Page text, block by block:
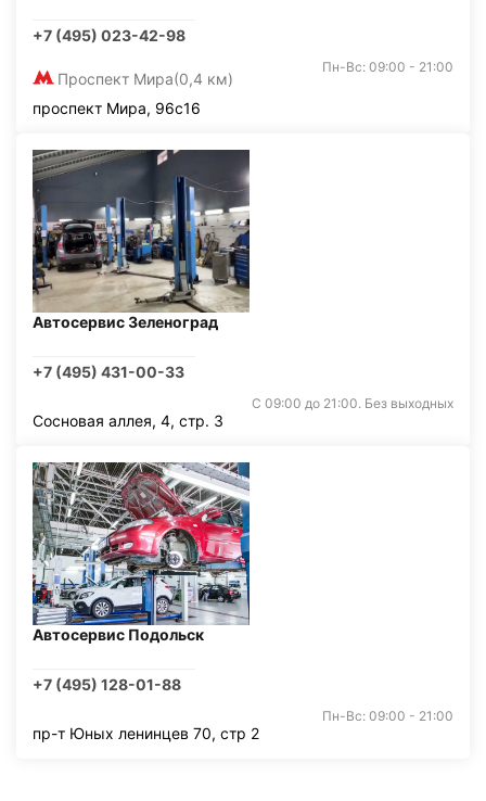
+7 (495) 023-42-98
Проспект Мира(0,4 км)
Пн-Вс: 09:00 - 21:00
проспект Мира, 96с16
Автосервис Зеленоград
+7 (495) 431-00-33
С 09:00 до 21:00. Без выходных
Сосновая аллея, 4, стр. 3
Автосервис Подольск
+7 (495) 128-01-88
Пн-Вс: 09:00 - 21:00
пр-т Юных ленинцев 70, стр 2